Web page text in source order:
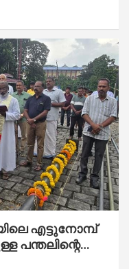
എട്ടുനോമ്പ്
പന്തലിന്റെ
വെരി.